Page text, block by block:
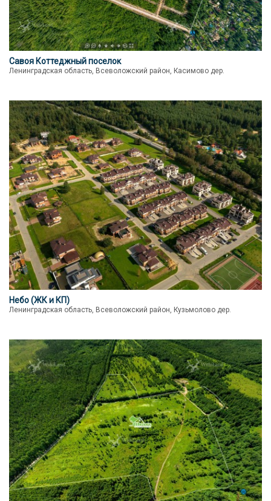
Савоя Коттеджный поселок
Ленинградская область, Всеволожский район, Касимово дер.
Небо (ЖК и КП)
Ленинградская область, Всеволожский район, Кузьмолово дер.